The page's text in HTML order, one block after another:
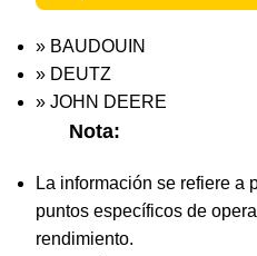
» BAUDOUIN
» DEUTZ
» JOHN DEERE
Nota:
La información se refiere a
puntos específicos de
rendimiento.